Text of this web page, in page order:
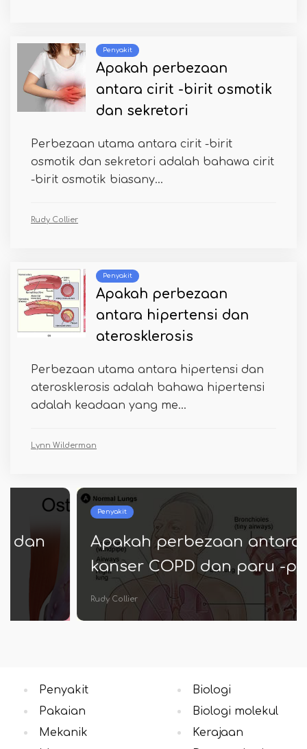
Penyakit
Apakah perbezaan
antara cirit -birit osmotik
dan sekretori
Perbezaan utama antara cirit -birit
osmotik dan sekretori adalah bahawa cirit
-birit osmotik biasany...
Rudy Collier
Penyakit
Apakah perbezaan
antara hipertensi dan
aterosklerosis
Perbezaan utama antara hipertensi dan
aterosklerosis adalah bahawa hipertensi
adalah keadaan yang me...
Lynn Wilderman
Penyakit
Apakah perbezaan antara
kanser COPD dan paru -paru
Rudy Collier
Penyakit
Pakaian
Mekanik
Biologi
Biologi molekul
Kerajaan